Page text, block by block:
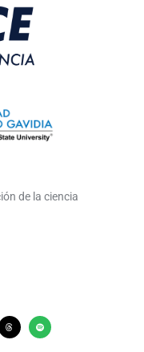
de la ciencia